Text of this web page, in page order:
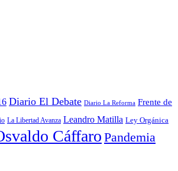
Diario El Debate Diario La Reforma Frente de
La Libertad Avanza Leandro Matilla Ley Orgánica
CáffaroPandemia